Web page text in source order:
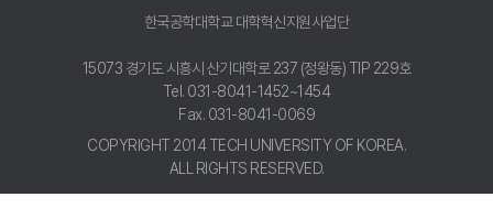
한국공학대학교 대학혁신지원사업단
15073 경기도 시흥시 산기대학로 237 (정왕동) TIP 229호
Tel. 031-8041-1452~1454
Fax. 031-8041-0069
COPYRIGHT 2014 TECH UNIVERSITY OF KOREA.
ALL RIGHTS RESERVED.